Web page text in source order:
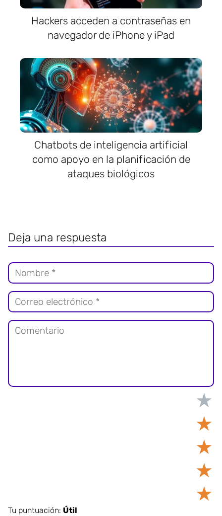
Hackers acceden a contraseñas en
navegador de iPhone y iPad
Chatbots de inteligencia artificial
como apoyo en la planificación de
ataques biológicos
Deja una respuesta
★
★
★
★
★
Tu puntuación: Útil